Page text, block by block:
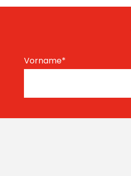
Vorname*